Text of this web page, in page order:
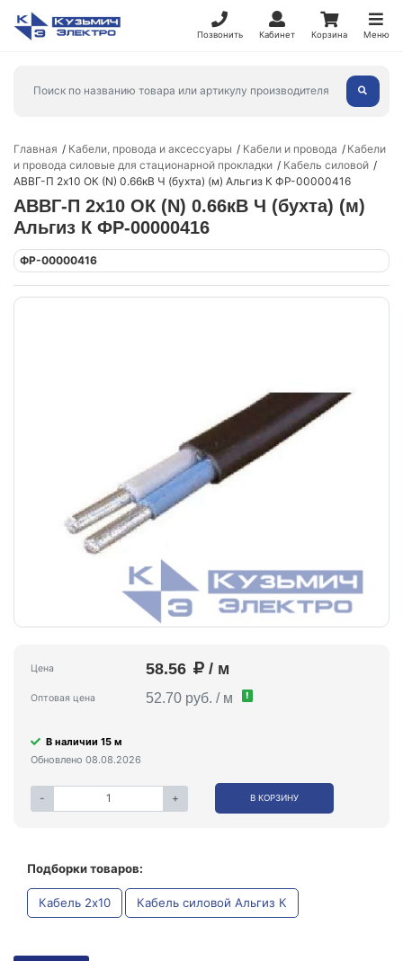
Позвонить Кабинет Корзина Меню
Главная Кабели, провода и аксессуары Кабели и провода
Кабели
и провода силовые для стационарной прокладки
Кабель силовой
АВВГ-П 2х10 ОК (N) 0.66кВ Ч (бухта) (м) Альгиз К ФР-00000416
АВВГ-П 2х10 ОК (N) 0.66кВ Ч (бухта) (м)
Альгиз К ФР-00000416
ФР-00000416
Цена 58.56 / м
Оптовая цена 52.70 руб. / м !
В наличии 15 м
Обновлено 08.08.2026
- + В КОРЗИНУ
Подборки товаров:
Кабель 2x10 Кабель силовой Альгиз К